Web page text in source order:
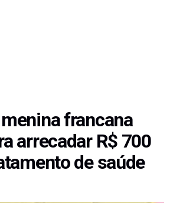
francana
arrecadar R$ 700
de saúde